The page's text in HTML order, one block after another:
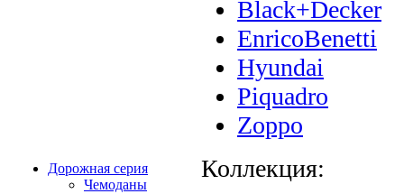
Дорожная серия
Чемоданы
Black+Decker
EnricoBenetti
Hyundai
Piquadro
Zoppo
Коллекция: